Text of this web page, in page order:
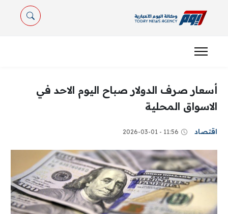
أسعار صرف الدولار صباح اليوم الاحد في
الاسواق المحلية
اقتصاد 11:56 - 2026-03-01